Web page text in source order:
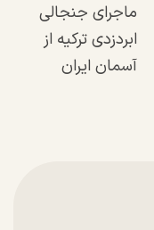
ماجرای جنجالی
ابردزدی ترکیه از
آسمان ایران